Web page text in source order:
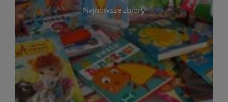
Najnowsze zbiory
pozycja opatrzona jest krótkim opisem i
informacją o dostępności w katalogu. Zachęcamy
do częstych odwiedzin – nowości pojawiają się
niemal każdego tygodnia! Dzięki tej zakładce
zawsze będziesz wiedzieć, co warto przeczytać
jako pierwsze.
WIĘCEJ